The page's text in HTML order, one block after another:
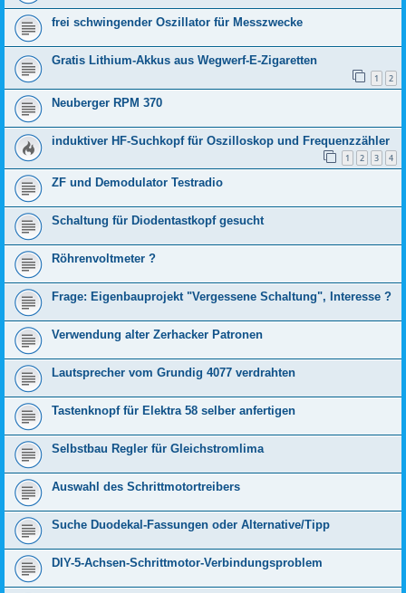
frei schwingender Oszillator für Messzwecke
Gratis Lithium-Akkus aus Wegwerf-E-Zigaretten
1 2
Neuberger RPM 370
induktiver HF-Suchkopf für Oszilloskop und Frequenzzähler
1 2 3 4
ZF und Demodulator Testradio
Schaltung für Diodentastkopf gesucht
Röhrenvoltmeter ?
Frage: Eigenbauprojekt "Vergessene Schaltung", Interesse ?
Verwendung alter Zerhacker Patronen
Lautsprecher vom Grundig 4077 verdrahten
Tastenknopf für Elektra 58 selber anfertigen
Selbstbau Regler für Gleichstromlima
Auswahl des Schrittmotortreibers
Suche Duodekal-Fassungen oder Alternative/Tipp
DIY-5-Achsen-Schrittmotor-Verbindungsproblem